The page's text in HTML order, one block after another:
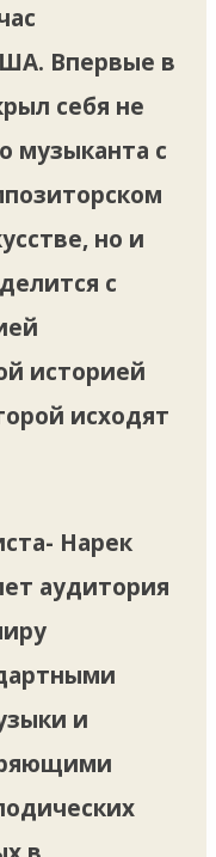
Впервые в
себя не
музыканта с
но и
с
историей
исходят
Нарек
аудитория
и